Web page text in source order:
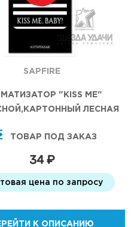
SAPFIRE
"KISS ME"
ЛЕСНАЯ
ТОВАР ПОД ЗАКАЗ
34 ₽
цена по запросу
К ОПИСАНИЮ